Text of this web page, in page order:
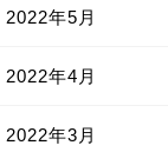
2022年5月
2022年4月
2022年3月